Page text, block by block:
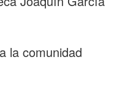
la comunidad